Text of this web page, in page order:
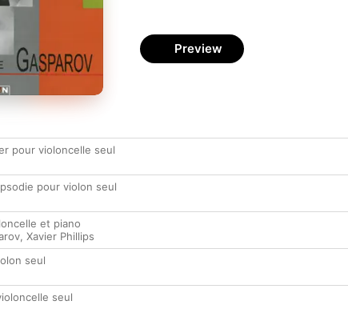
Preview
pour violoncelle seul
pour violon seul
et piano
, Xavier Phillips
seul
seul